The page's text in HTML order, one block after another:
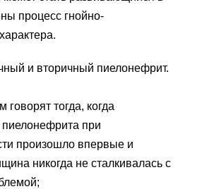
процесс гнойно-
и вторичный пиелонефрит.
говорят тогда, когда
пиелонефрита при
произошло впервые и
никогда не сталкивалась с